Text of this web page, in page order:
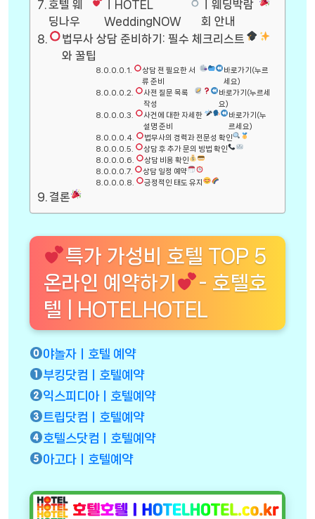
호텔 웨
딩나우
ㅣHOTEL
WeddingNOW
ㅣ웨딩박람
회 안내
법무사 상담 준비하기: 필수 체크리스트
와 꿀팁
상담 전 필요한 서
류 준비
바로가기(누르
세요)
사전 질문 목록
작성
바로가기(누르세
요)
사건에 대한 자세한
설명 준비
바로가기(누
르세요)
법무사의 경력과 전문성 확인
상담 후 추가 문의 방법 확인
상담 비용 확인
상담 일정 예약
긍정적인 태도 유지
결론
특가 가성비 호텔 TOP 5
온라인 예약하기
- 호텔호
텔 | HOTELHOTEL
야놀자ㅣ호텔 예약
부킹닷컴ㅣ호텔예약
익스피디아ㅣ호텔예약
트립닷컴ㅣ호텔예약
호텔스닷컴ㅣ호텔예약
아고다ㅣ호텔예약